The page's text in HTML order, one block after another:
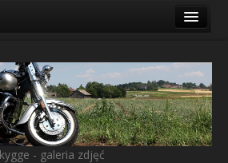
- galeria zdjęć